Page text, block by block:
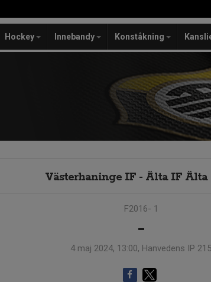
Hockey Innebandy Konståkning
Västerhaninge IF - Älta IF Älta
F2016- 1
-
4 maj 2024, 13:00, Hanvedens IP 215